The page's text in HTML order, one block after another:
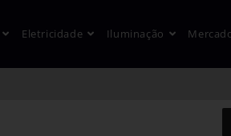
Eletricidade Iluminação